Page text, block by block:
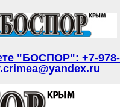
"БОСПОР": +7-978-